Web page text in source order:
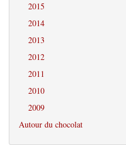
2015
2014
2013
2012
2011
2010
2009
Autour du chocolat